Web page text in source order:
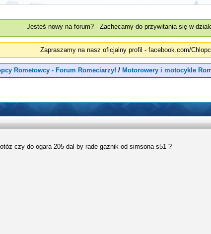
Jesteś nowy na forum? - Zachęcamy do przywitania się w
Zapraszamy na nasz oficjalny profil - facebook.com/
Rometowcy - Forum Romeciarzy! / Motorowery i motocykle
czy do ogara 205 dal by rade gaznik od simsona s51 ?